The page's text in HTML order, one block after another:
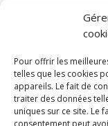
Pour offrir les
telles que les cookies
appareils. Le fait de
traiter des données
uniques sur ce site. Le
consentement peut